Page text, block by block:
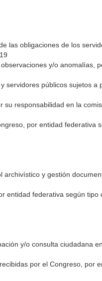
las obligaciones de los
y/o anomalías,
servidores públicos sujetos a
responsabilidad en la
por entidad federativa
y gestión
entidad federativa según tipo
y/o consulta ciudadana
por el Congreso, por